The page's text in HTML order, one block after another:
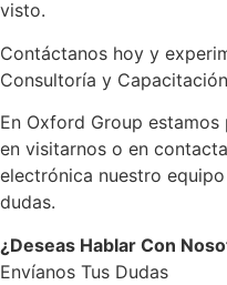
visto.
Contáctanos hoy y
Consultoría y
En Oxford Group
en visitarnos o en
electrónica nuestro
dudas.
¿Deseas Hablar Con
Envíanos Tus Dudas